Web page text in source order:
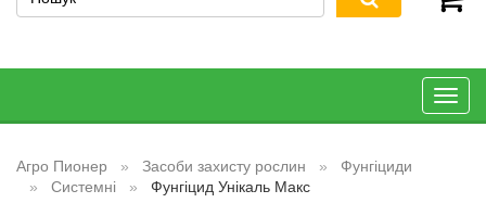
Агро Пионер Засоби захисту рослин
Фунгіциди
Системні
Фунгіцид Унікаль Макс